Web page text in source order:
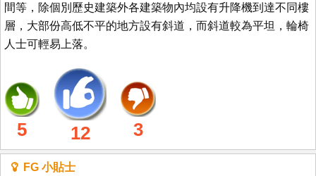
間等，除個別歷史建築外各建築物內均設有升降機到達不同樓
層，大部份高低不平的地方設有斜道，而斜道較為平坦，輪椅
人士可輕易上落。
5 12 3
FG 小貼士